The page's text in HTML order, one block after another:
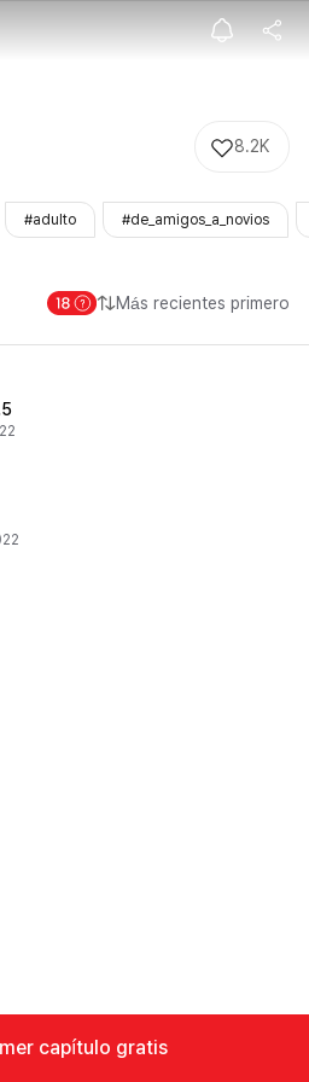
Cuarto tras
8.2K
#adulto #de_amigos_a_novios
Más recientes primero
capítulo gratis